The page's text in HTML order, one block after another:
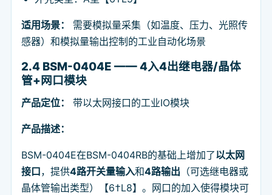
适用场景：
需要模拟量采集（如温度、压力、光照传
感器）和模拟量输出控制的工业自动化场景
2.4 BSM-0404E —— 4入4出继电器/晶体
管+网口模块
产品定位： 带以太网接口的工业IO模块
产品描述：
BSM-0404E在BSM-0404RB的基础上增加了以太网
接口，提供4路开关量输入和4路输出 （可选继电器或
晶体管输出类型）【6†L8】。网口的加入使得模块可